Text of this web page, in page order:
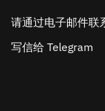
请通过电子邮件联
写信给 Telegram